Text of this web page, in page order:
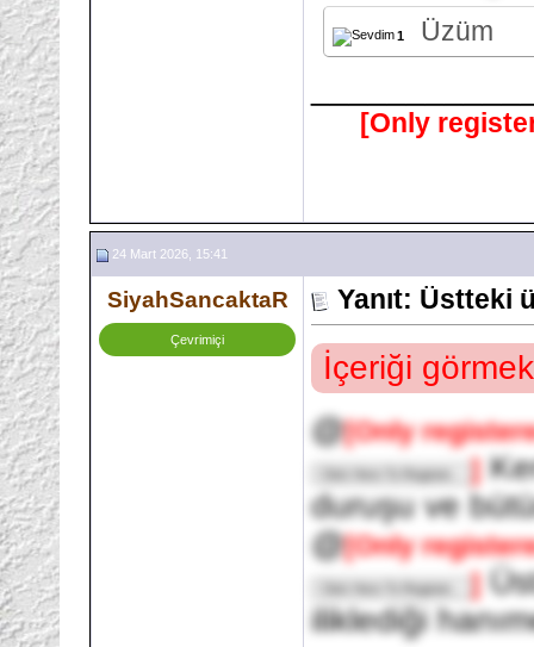
1 Üzüm
[Only
24 Mart 2026, 15:41
SiyahSancaktaR
Çevrimiçi
Yanıt: Üstteki
İçeriği
@[Only
]
duruşu ve
@[Only
]
iliklediği